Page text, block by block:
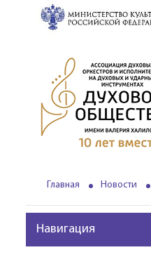
Главная Новости
Навигация